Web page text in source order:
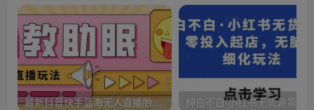
最新抖音快手蓝海无人直播胎教助眠玩法，轻松引爆直播间【教程+软件+素材】